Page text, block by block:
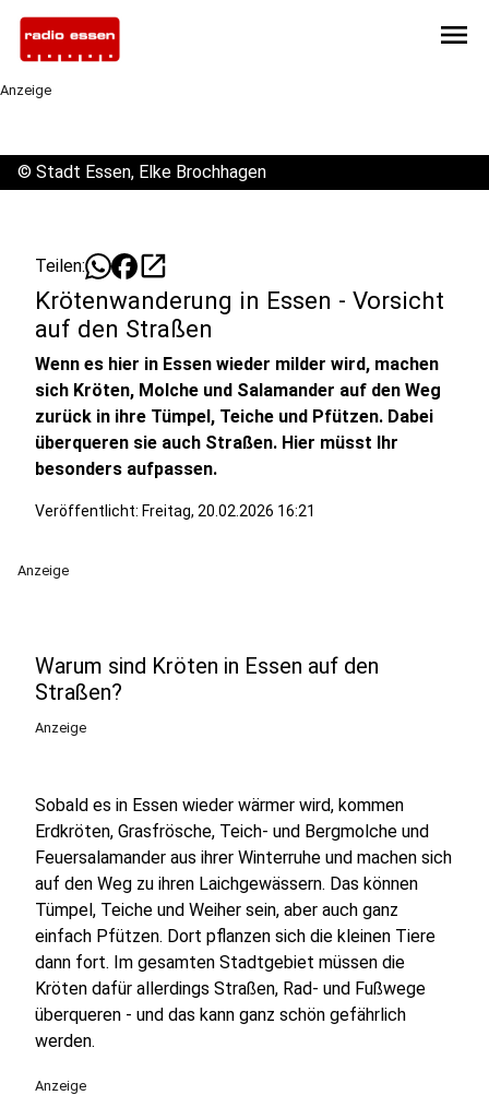
menu
Anzeige
© Stadt Essen, Elke Brochhagen
Teilen: open_in_new
Krötenwanderung in Essen - Vorsicht
auf den Straßen
Wenn es hier in Essen wieder milder wird, machen
sich Kröten, Molche und Salamander auf den Weg
zurück in ihre Tümpel, Teiche und Pfützen. Dabei
überqueren sie auch Straßen. Hier müsst Ihr
besonders aufpassen.
Veröffentlicht: Freitag, 20.02.2026 16:21
Anzeige
Warum sind Kröten in Essen auf den
Straßen?
Anzeige
Sobald es in Essen wieder wärmer wird, kommen
Erdkröten, Grasfrösche, Teich- und Bergmolche und
Feuersalamander aus ihrer Winterruhe und machen sich
auf den Weg zu ihren Laichgewässern. Das können
Tümpel, Teiche und Weiher sein, aber auch ganz
einfach Pfützen. Dort pflanzen sich die kleinen Tiere
dann fort. Im gesamten Stadtgebiet müssen die
Kröten dafür allerdings Straßen, Rad- und Fußwege
überqueren - und das kann ganz schön gefährlich
werden.
Anzeige